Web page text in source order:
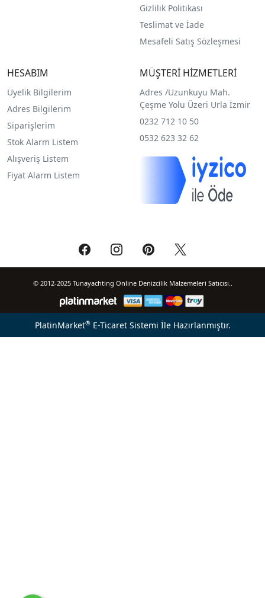
Gizlilik Politikası
Teslimat ve İade
Mesafeli Satış Sözleşmesi
HESABIM
Üyelik Bilgilerim
Adres Bilgilerim
Siparişlerim
Stok Alarm Listem
Alışveriş Listem
Fiyat Alarm Listem
MÜŞTERİ HİZMETLERİ
Adres /Uzunkuyu Mah.
Çeşme Yolu Üzeri Urla İzmir
0232 712 10 50
0532 623 32 62
© 2012-2025 Tunayachting Online Denizcilik Malzemeleri Satıcısı..
PlatinMarket®E-Ticaret Sistemi İle Hazırlanmıştır.